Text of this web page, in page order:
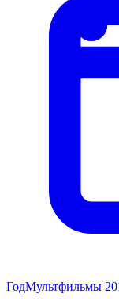
ГодМультфильмы